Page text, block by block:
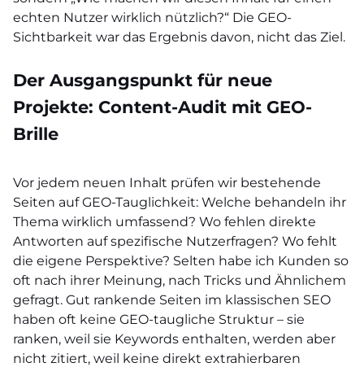
echten Nutzer wirklich nützlich?“ Die GEO-
Sichtbarkeit war das Ergebnis davon, nicht das Ziel.
Der Ausgangspunkt für neue
Projekte: Content-Audit mit GEO-
Brille
Vor jedem neuen Inhalt prüfen wir bestehende
Seiten auf GEO-Tauglichkeit: Welche behandeln ihr
Thema wirklich umfassend? Wo fehlen direkte
Antworten auf spezifische Nutzerfragen? Wo fehlt
die eigene Perspektive? Selten habe ich Kunden so
oft nach ihrer Meinung, nach Tricks und Ähnlichem
gefragt. Gut rankende Seiten im klassischen SEO
haben oft keine GEO-taugliche Struktur – sie
ranken, weil sie Keywords enthalten, werden aber
nicht zitiert, weil keine direkt extrahierbaren